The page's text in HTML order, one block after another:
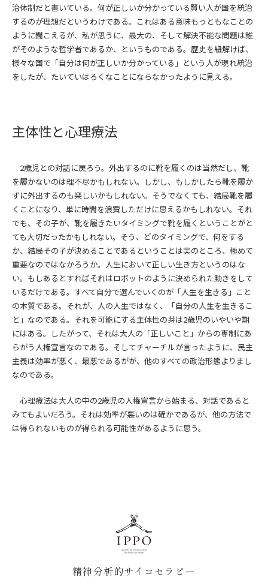
治体制だと書いている。何が正しいか分かっている賢い人が国を統治
するのが理想だというわけである。これはある意味もっともなことの
ように聞こえるが、私が思うに、最大の、そして解決不能な問題は誰
がそのような哲学者であるか、というものである。歴史を紐解けば、
様々な国で「自分は何が正しいか分かっている」という人が現れ統治
をしたが、たいていはろくなことにならなかったように見える。
主体性と心理療法
2歳児との対話に戻ろう。外出するのに靴を履くのは当然だし、靴
を履かないのは理不尽かもしれない。しかし、もしかしたら靴を履か
ずに外出するのも楽しいかもしれない。そうでなくても、結局靴を履
くことになり、単に時間を浪費しただけに思えるかもしれない。それ
でも、その子が、靴を履きたいタイミングで靴を履くということがと
ても大切だったかもしれない。そう、どのタイミングで、何をする
か、結局その子が決めることであるということは実のところ、極めて
重要なのではなかろうか。人生において正しい生き方というのはな
い。もしあるとすればそれはロボットのように決められた動きをして
いるだけである。すべて自分で選んでいくのが「人生を生きる」こと
の本質である。それが、人の人生ではなく、「自分の人生を生きるこ
と」なのである。それを可能にする主体性の芽は2歳児のいやいや期
にはある。したがって、それは大人の「正しいこと」からの専制にあ
らがう人権宣言なのである。そしてチャーチルが言ったように、民主
主義は効率が悪く、最悪であるがが、他のすべての政治形態よりまし
なのである。
心理療法は大人の中の2歳児の人権宣言から始まる、対話であると
みてもよいだろう。それは効率が悪いのは確かであるが、他の方法で
は得られないものが得られる可能性があるように思う。
精神分析的サイコセラピー